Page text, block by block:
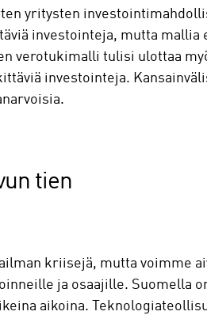
yritysten
investointeja, mutta mallia
verotukimalli tulisi ulottaa
investointeja.
tien
kriisejä, mutta voimme
ja osaajille. Suomella
aikoina.